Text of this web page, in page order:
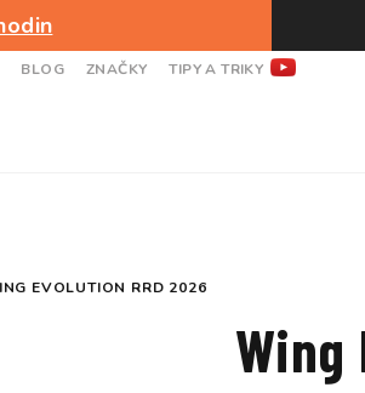
BLOG ZNAČKY TIPY A TRIKY
EVOLUTION RRD 2026
Wing